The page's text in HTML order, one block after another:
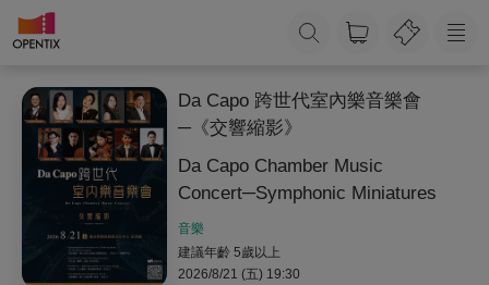
Da Capo 跨世代室內樂音樂會
─《交響縮影》
Da Capo Chamber Music
Concert─Symphonic Miniatures
音樂
建議年齡 5歲以上
2026/8/21 (五) 19:30